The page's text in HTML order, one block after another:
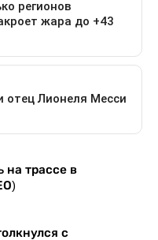
на трассе в
с